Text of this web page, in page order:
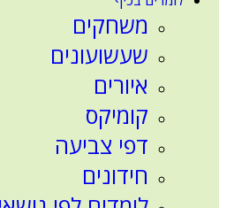
משחקים
שעשועונים
איורים
קומיקס
דפי צביעה
חידונים